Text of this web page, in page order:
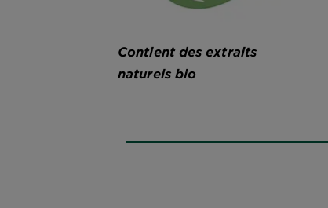
Contient des extraits
naturels bio